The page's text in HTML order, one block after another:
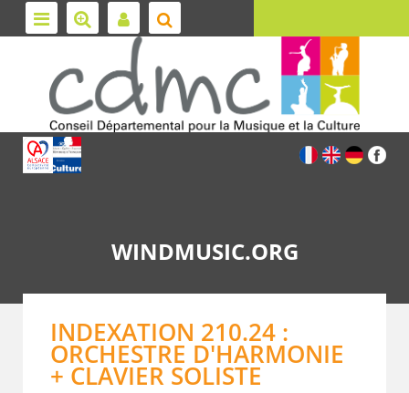
WINDMUSIC.ORG
INDEXATION 210.24 :
ORCHESTRE D'HARMONIE
+ CLAVIER SOLISTE